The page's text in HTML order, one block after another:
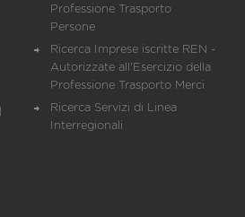
Professione Trasporto
Persone
Ricerca Imprese iscritte REN -
Autorizzate all'Esercizio della
Professione Trasporto Merci
Ricerca Servizi di Linea
Interregionali